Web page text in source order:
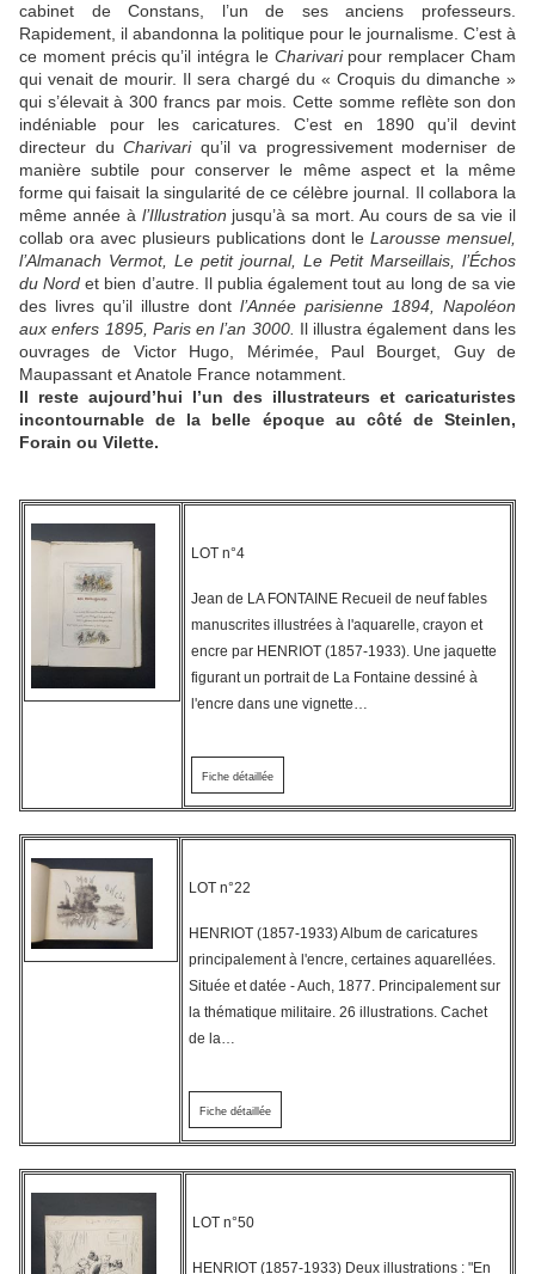
cabinet de Constans, l’un de ses anciens professeurs.
Rapidement, il abandonna la politique pour le journalisme. C’est à
ce moment précis qu’il intégra le Charivaripour remplacer Cham
qui venait de mourir. Il sera chargé du « Croquis du dimanche »
qui s’élevait à 300 francs par mois. Cette somme reflète son don
indéniable pour les caricatures. C’est en 1890 qu’il devint
directeur du Charivari qu’il va progressivement moderniser de
manière subtile pour conserver le même aspect et la même
forme qui faisait la singularité de ce célèbre journal. Il collabora la
même année à l’Illustration jusqu’à sa mort. Au cours de sa vie il
collab ora avec plusieurs publications dont le Larousse mensuel,
l’Almanach Vermot, Le petit journal, Le Petit Marseillais, l’Échos
du Nordet bien d’autre. Il publia également tout au long de sa vie
des livres qu’il illustre dont l’Année parisienne 1894, Napoléon
aux enfers 1895, Paris en l’an 3000. Il illustra également dans les
ouvrages de Victor Hugo, Mérimée, Paul Bourget, Guy de
Maupassant et Anatole France notamment.
Il reste aujourd’hui l’un des illustrateurs et caricaturistes
incontournable de la belle époque au côté de Steinlen,
Forain ou Vilette.
LOT n°4
Jean de LA FONTAINE Recueil de neuf fables
manuscrites illustrées à l'aquarelle, crayon et
encre par HENRIOT (1857-1933). Une jaquette
figurant un portrait de La Fontaine dessiné à
l'encre dans une vignette…
Fiche détaillée
LOT n°22
HENRIOT (1857-1933) Album de caricatures
principalement à l'encre, certaines aquarellées.
Située et datée - Auch, 1877. Principalement sur
la thématique militaire. 26 illustrations. Cachet
de la…
Fiche détaillée
LOT n°50
HENRIOT (1857-1933) Deux illustrations : "En